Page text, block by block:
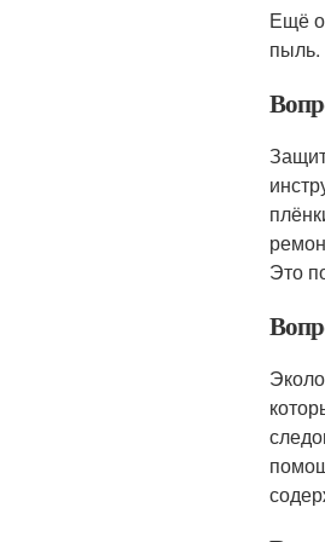
Ещё
пыль.
Это